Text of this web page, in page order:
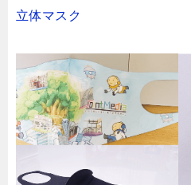
立体マスク